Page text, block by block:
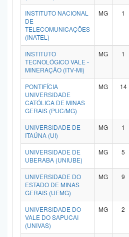
INSTITUTO NACIONAL
DE
TELECOMUNICAÇÕES
(INATEL)
MG 1
INSTITUTO
TECNOLÓGICO VALE -
MINERAÇÃO (ITV-MI)
MG 1
PONTIFÍCIA
UNIVERSIDADE
CATÓLICA DE MINAS
GERAIS (PUC/MG)
MG 14
UNIVERSIDADE DE
ITAÚNA (UI)
MG 1
UNIVERSIDADE DE
UBERABA (UNIUBE)
MG 5
UNIVERSIDADE DO
ESTADO DE MINAS
GERAIS (UEMG)
MG 9
UNIVERSIDADE DO
VALE DO SAPUCAI
(UNIVAS)
MG 2